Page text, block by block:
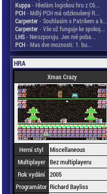
Kuppa - Hledám logickou hru z C6...
PCH- Mdlý PCH má odzkoušený R...
Carpenter- Souhlasím s Patrikem a k...
Carpenter- Vše už funguje ke spokoj...
LHS- Nerozporuju. Jen mě poba...
PCH- Mas dve moznosti. 1. bu...
HRA
Xmas Crazy
Herní styl
Miscellaneous
Multiplayer Bez multiplayeru
Rok vydání 2005
Programátor Richard Bayliss